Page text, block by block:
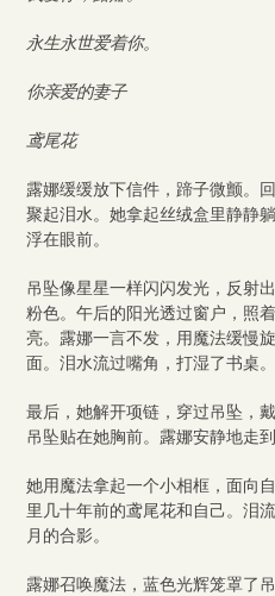
永生永世爱着你。
你亲爱的妻子
鸢尾花
露娜缓缓放下信件，蹄子微颤。
聚起泪水。她拿起丝绒盒里静静
浮在眼前。
吊坠像星星一样闪闪发光，反射
粉色。午后的阳光透过窗户，照
亮。露娜一言不发，用魔法缓慢
面。泪水流过嘴角，打湿了书桌。
最后，她解开项链，穿过吊坠，
吊坠贴在她胸前。露娜安静地走
她用魔法拿起一个小相框，面向
里几十年前的鸢尾花和自己。泪
月的合影。
露娜召唤魔法，蓝色光辉笼罩了